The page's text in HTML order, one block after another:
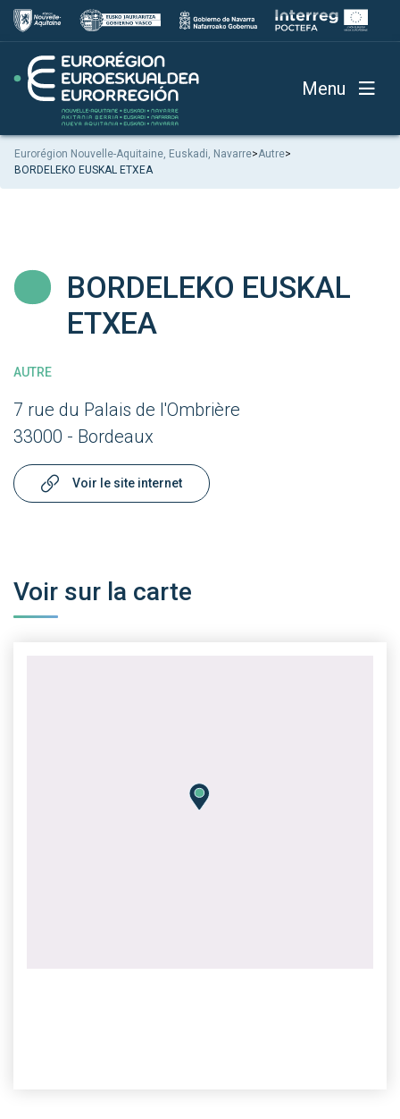
Menu
Eurorégion Nouvelle-Aquitaine, Euskadi, Navarre>Autre>
BORDELEKO EUSKAL ETXEA
BORDELEKO EUSKAL
ETXEA
AUTRE
7 rue du Palais de l'Ombrière
33000 - Bordeaux
Voir le site internet
Voir sur la carte